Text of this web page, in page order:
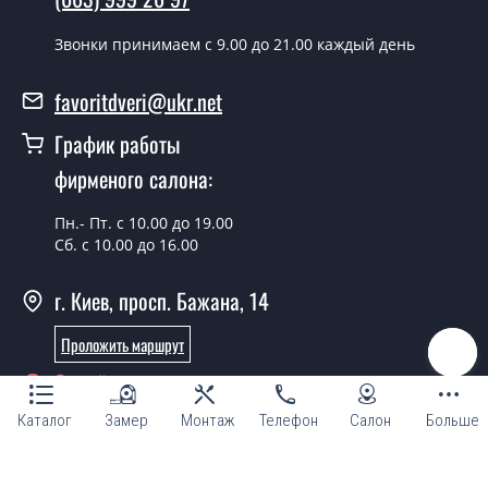
Каталог Замер Монтаж Телефон Салон Больше
Сколько стоит установка дверей
Можно на сегодня вызвать
замерщика?
Да можно.
дверные полотна?
Да, мы имеем большой ассортимент готовых дверных
полотен.
Вы делаете нестандартные двери?
Звонки принимаем c 9.00 до 21.00 каждый день
favoritdveri@ukr.net
График работы
фирменого салона:
Пн.- Пт. с 10.00 до 19.00
Сб. с 10.00 до 16.00
г. Киев, просп. Бажана, 14
Проложить маршрут
Онлайн консультант